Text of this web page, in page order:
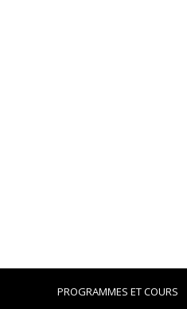
PROGRAMMES ET COURS